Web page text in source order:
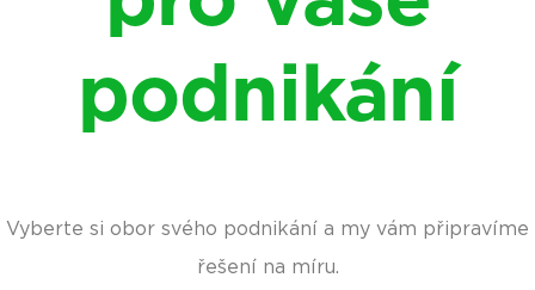
podnikání
Vyberte si obor svého podnikání a my vám připravíme
řešení na míru.